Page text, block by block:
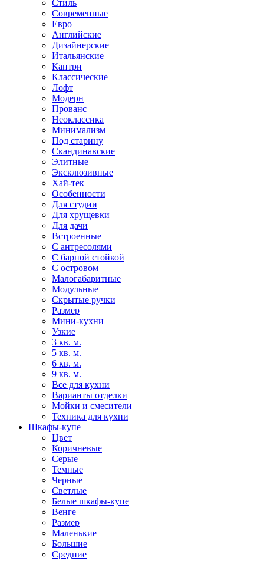
Стиль
Современные
Евро
Английские
Дизайнерские
Итальянские
Кантри
Классические
Лофт
Модерн
Прованс
Неоклассика
Минимализм
Под старину
Скандинавские
Элитные
Эксклюзивные
Хай-тек
Особенности
Для студии
Для хрущевки
Для дачи
Встроенные
С антресолями
С барной стойкой
С островом
Малогабаритные
Модульные
Скрытые ручки
Размер
Мини-кухни
Узкие
3 кв. м.
5 кв. м.
6 кв. м.
9 кв. м.
Все для кухни
Варианты отделки
Мойки и смесители
Техника для кухни
Шкафы-купе
Цвет
Коричневые
Серые
Темные
Черные
Светлые
Белые шкафы-купе
Венге
Размер
Маленькие
Большие
Средние